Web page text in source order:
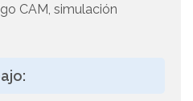
CAM, simulación